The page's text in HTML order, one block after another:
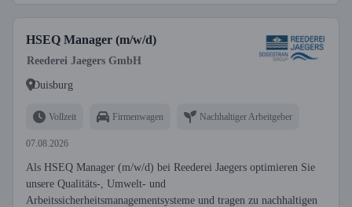
HSEQ Manager (m/w/d)
Reederei Jaegers GmbH
Duisburg
Vollzeit Firmenwagen Nachhaltiger Arbeitgeber
07.08.2026
Als HSEQ Manager (m/w/d) bei Reederei Jaegers optimieren Sie
unsere Qualitäts-, Umwelt- und
Arbeitssicherheitsmanagementsysteme und tragen zu nachhaltigen